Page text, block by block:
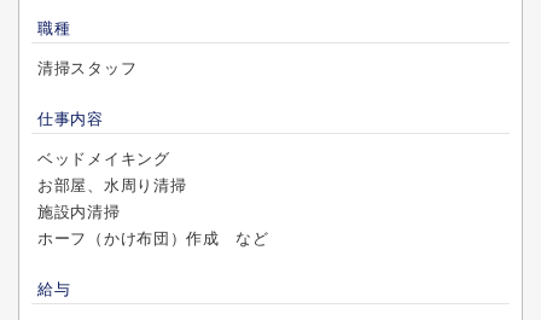
職種
清掃スタッフ
仕事内容
ベッドメイキング
お部屋、水周り清掃
施設内清掃
ホーフ（かけ布団）作成 など
給与